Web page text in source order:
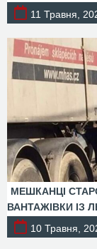
11 Травня,
МЕШКАНЦІ
ВАНТАЖІВКИ ІЗ
10 Травня,